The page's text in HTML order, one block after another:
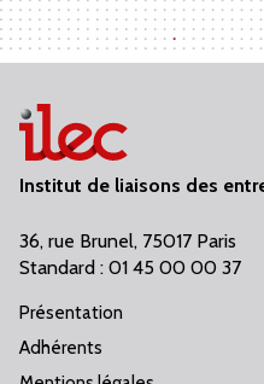
Institut de liaisons des
36, rue Brunel, 75017 Paris
Standard : 01 45 00 00 37
Présentation
Adhérents